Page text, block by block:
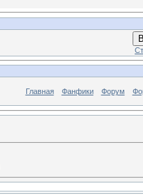
Главная Фанфики Форум